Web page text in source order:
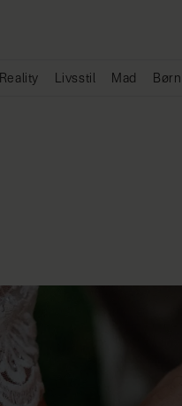
Reality Livsstil Mad Børn